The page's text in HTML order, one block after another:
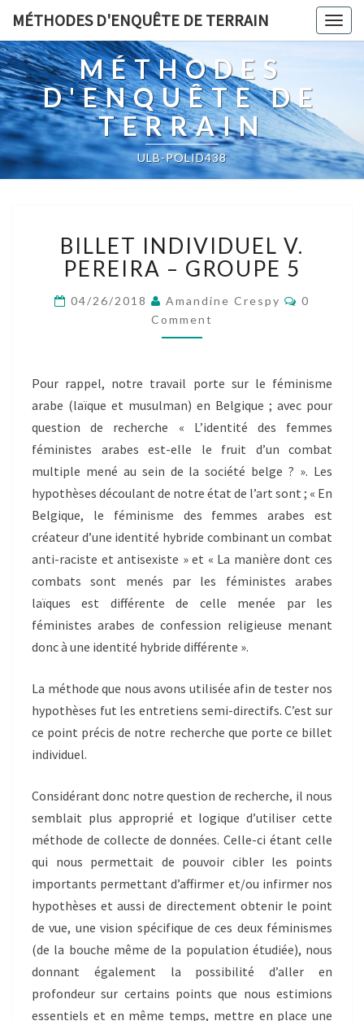
MÉTHODES D'ENQUÊTE DE TERRAIN
MÉTHODES
D'ENQUÊTE DE
TERRAIN
ULB-POLID438
INDIVIDUEL
V.
PEREIRA
–
GROUPE
5
BILLET INDIVIDUEL V.
PEREIRA – GROUPE 5
04/26/2018 Amandine Crespy
0
Comment
Pour rappel, notre travail porte sur le féminisme
arabe (laïque et musulman) en Belgique ; avec pour
question de recherche « L’identité des femmes
féministes arabes est-elle le fruit d’un combat
multiple mené au sein de la société belge ? ». Les
hypothèses découlant de notre état de l’art sont ; « En
Belgique, le féminisme des femmes arabes est
créateur d’une identité hybride combinant un combat
anti-raciste et antisexiste » et « La manière dont ces
combats sont menés par les féministes arabes
laïques est différente de celle menée par les
féministes arabes de confession religieuse menant
donc à une identité hybride différente ».
La méthode que nous avons utilisée afin de tester nos
hypothèses fut les entretiens semi-directifs. C’est sur
ce point précis de notre recherche que porte ce billet
individuel.
Considérant donc notre question de recherche, il nous
semblait plus approprié et logique d’utiliser cette
méthode de collecte de données. Celle-ci étant celle
qui nous permettait de pouvoir cibler les points
importants permettant d’affirmer et/ou infirmer nos
hypothèses et aussi de directement obtenir le point
de vue, une vision spécifique de ces deux féminismes
(de la bouche même de la population étudiée), nous
donnant également la possibilité d’aller en
profondeur sur certains points que nous estimions
essentiels et en même temps, mettre en place une